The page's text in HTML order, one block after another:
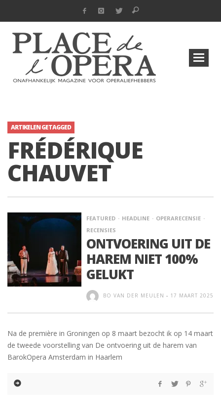
ARTIKELEN GETAGGED
FRÉDÉRIQUE
CHAUVET
FEATURED HEADLINE
OPERARECENSIE
RECENSIES
ONTVOERING UIT DE
HAREM NIET 100%
GELUKT
BO VAN DER MEULEN - 17 MAART 2025
Na de première in Groningen op 8 maart bezocht ik op 14 maart
de tweede voorstelling van De ontvoering uit de harem van
BarokOpera Amsterdam in Haarlem